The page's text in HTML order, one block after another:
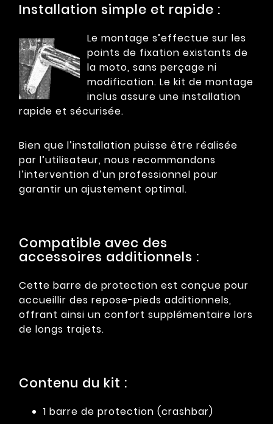
Installation simple et rapide :
Le montage s’effectue sur les
points de fixation existants de
la moto, sans perçage ni
modification. Le kit de montage
inclus assure une installation
rapide et sécurisée.
Bien que l’installation puisse être réalisée
par l’utilisateur, nous recommandons
l’intervention d’un professionnel pour
garantir un ajustement optimal.
Compatible avec des
accessoires additionnels :
Cette barre de protection est conçue pour
accueillir des repose-pieds additionnels,
offrant ainsi un confort supplémentaire lors
de longs trajets.
Contenu du kit :
1 barre de protection (crashbar)